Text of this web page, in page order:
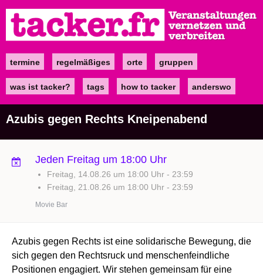
zum
Inhalt
Maintermine regelmäßiges orte gruppen
was ist tacker? tags how to tacker anderswo
Azubis gegen Rechts Kneipenabend
Jeden Freitag um 18:00 Uhr
Freitag, 14.08.26 um 18:00 Uhr - 23:59
Freitag, 21.08.26 um 18:00 Uhr - 23:59
Movie Bar
Azubis gegen Rechts ist eine solidarische Bewegung, die
sich gegen den Rechtsruck und menschenfeindliche
Positionen engagiert. Wir stehen gemeinsam für eine